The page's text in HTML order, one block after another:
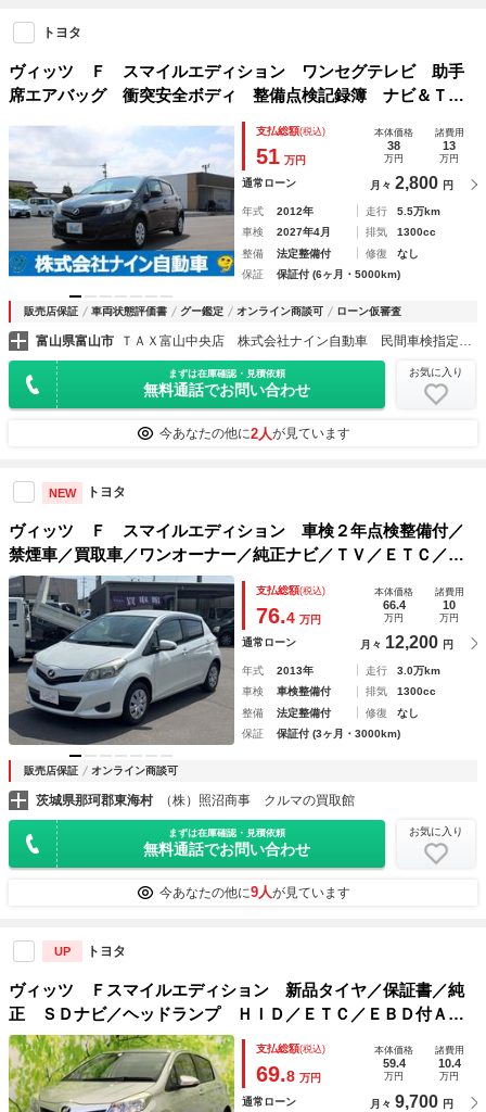
トヨタ
ヴィッツ Ｆ スマイルエディション ワンセグテレビ 助手
席エアバッグ 衝突安全ボディ 整備点検記録簿 ナビ＆Ｔ
Ｖ キーフリーシステム スマートキー・プッシュスタート
盗難防止システム パワステ ＡＢＳ ＥＴＣ エアコン 禁
煙車 ＳＤナビ
支払総額(税込)
51 万円
本体価格
38
万円
諸費用
13
万円
通常ローン 月々 2,800 円
年式 2012年 走行
5.5万km
車検
2027年4月 排気
1300cc
整備
法定整備付 修復
なし
保証
保証付 (6ヶ月・5000km)
販売店保証 車両状態評価書 グー鑑定 オンライン商談可 ローン仮審査
富山県富山市 ＴＡＸ富山中央店 株式会社ナイン自動車 民間車検指定整備工場
まずは在庫確認・見積依頼
無料通話でお問い合わせ
お気に入り
今あなたの他に2人が見ています
NEW トヨタ
ヴィッツ Ｆ スマイルエディション 車検２年点検整備付／
禁煙車／買取車／ワンオーナー／純正ナビ／ＴＶ／ＥＴＣ／ス
マートキー／プッシュスタート／オートエアコン／Ｗエアバッ
ク／衝突安全ボディ／パワーウィンドウ／
支払総額(税込)
76.4 万円
本体価格
66.4
万円
諸費用
10
万円
通常ローン 月々 12,200 円
年式 2013年 走行
3.0万km
車検
車検整備付 排気
1300cc
整備
法定整備付 修復
なし
保証
保証付 (3ヶ月・3000km)
販売店保証 オンライン商談可
茨城県那珂郡東海村 （株）照沼商事 クルマの買取館
まずは在庫確認・見積依頼
無料通話でお問い合わせ
お気に入り
今あなたの他に9人が見ています
UP トヨタ
ヴィッツ Ｆスマイルエディション 新品タイヤ／保証書／純
正 ＳＤナビ／ヘッドランプ ＨＩＤ／ＥＴＣ／ＥＢＤ付ＡＢ
Ｓ／フルセグＴＶ／エアバッグ 運転席／エアバッグ 助手席
／衝突安全ボディ／パワーウインドウ／エンジンスタートボタ
ン
支払総額(税込)
69.8 万円
本体価格
59.4
万円
諸費用
10.4
万円
通常ローン 月々 9,700 円